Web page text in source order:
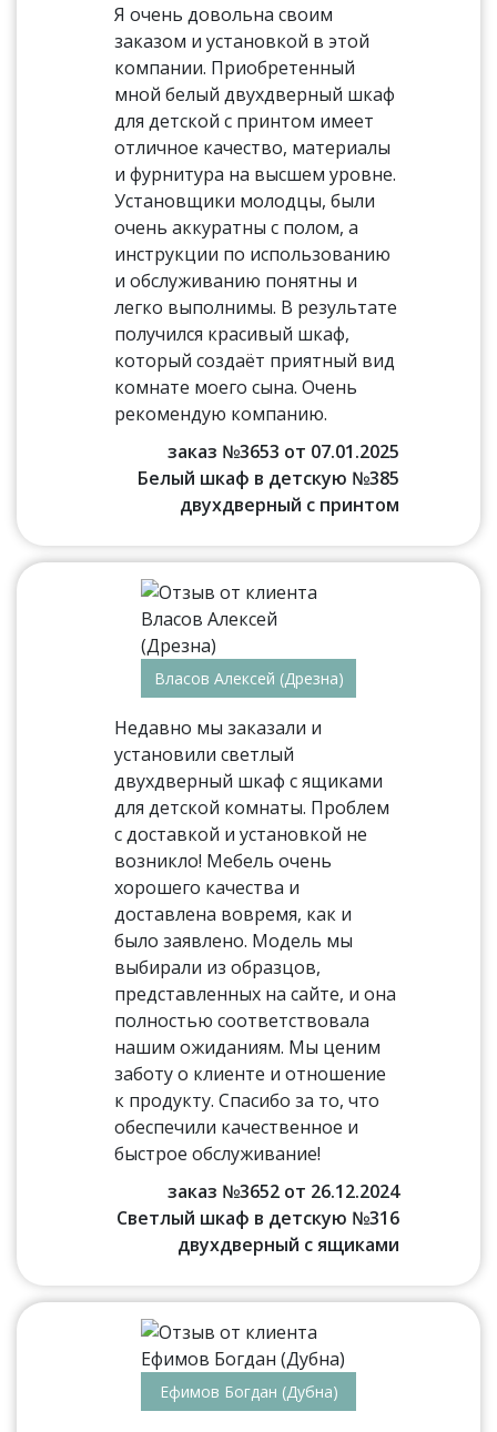
Я очень довольна своим
заказом и установкой в этой
компании. Приобретенный
мной белый двухдверный шкаф
для детской с принтом имеет
отличное качество, материалы
и фурнитура на высшем уровне.
Установщики молодцы, были
очень аккуратны с полом, а
инструкции по использованию
и обслуживанию понятны и
легко выполнимы. В результате
получился красивый шкаф,
который создаёт приятный вид
комнате моего сына. Очень
рекомендую компанию.
заказ №3653 от 07.01.2025
Белый шкаф в детскую №385
двухдверный с принтом
Власов Алексей (Дрезна)
Недавно мы заказали и
установили светлый
двухдверный шкаф с ящиками
для детской комнаты. Проблем
с доставкой и установкой не
возникло! Мебель очень
хорошего качества и
доставлена вовремя, как и
было заявлено. Модель мы
выбирали из образцов,
представленных на сайте, и она
полностью соответствовала
нашим ожиданиям. Мы ценим
заботу о клиенте и отношение
к продукту. Спасибо за то, что
обеспечили качественное и
быстрое обслуживание!
заказ №3652 от 26.12.2024
Светлый шкаф в детскую №316
двухдверный с ящиками
Ефимов Богдан (Дубна)